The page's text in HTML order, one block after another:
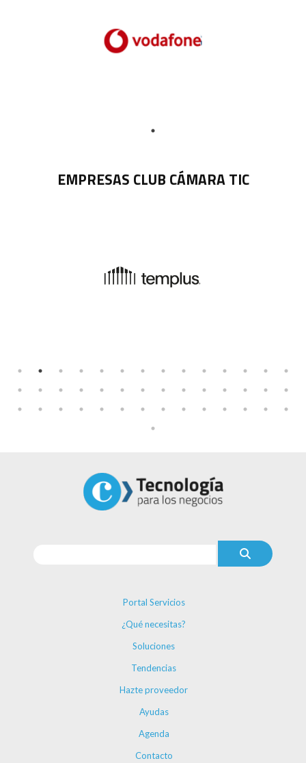
EMPRESAS CLUB CÁMARA TIC
Portal Servicios
¿Qué necesitas?
Soluciones
Tendencias
Hazte proveedor
Ayudas
Agenda
Contacto